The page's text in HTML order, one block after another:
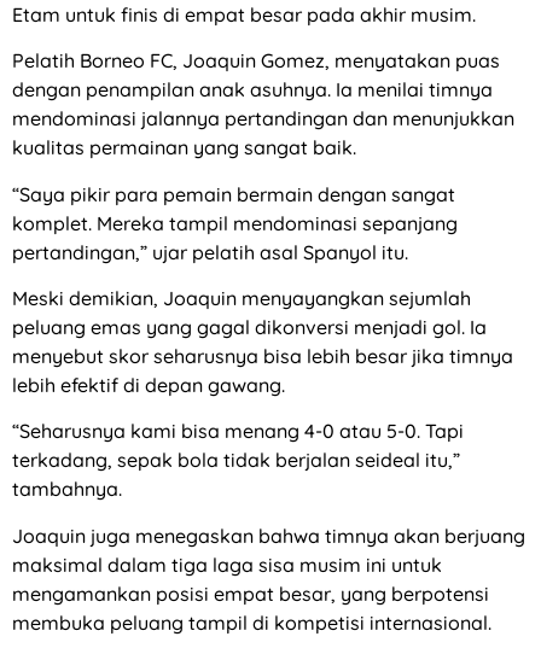
Etam untuk finis di empat besar pada akhir musim.
Pelatih Borneo FC, Joaquin Gomez, menyatakan puas
dengan penampilan anak asuhnya. Ia menilai timnya
mendominasi jalannya pertandingan dan menunjukkan
kualitas permainan yang sangat baik.
“Saya pikir para pemain bermain dengan sangat
komplet. Mereka tampil mendominasi sepanjang
pertandingan,” ujar pelatih asal Spanyol itu.
Meski demikian, Joaquin menyayangkan sejumlah
peluang emas yang gagal dikonversi menjadi gol. Ia
menyebut skor seharusnya bisa lebih besar jika timnya
lebih efektif di depan gawang.
“Seharusnya kami bisa menang 4-0 atau 5-0. Tapi
terkadang, sepak bola tidak berjalan seideal itu,”
tambahnya.
Joaquin juga menegaskan bahwa timnya akan berjuang
maksimal dalam tiga laga sisa musim ini untuk
mengamankan posisi empat besar, yang berpotensi
membuka peluang tampil di kompetisi internasional.